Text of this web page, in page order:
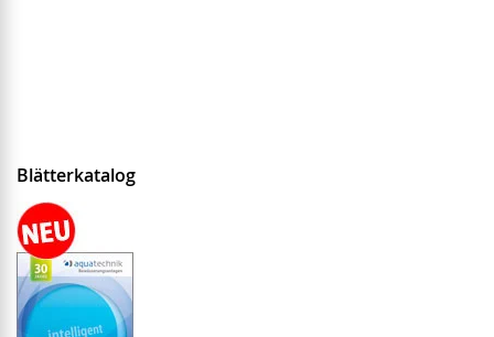
Blätterkatalog